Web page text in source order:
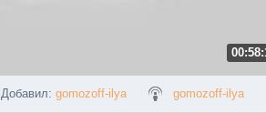
Добавил: gomozoff-ilya gomozoff-ilya